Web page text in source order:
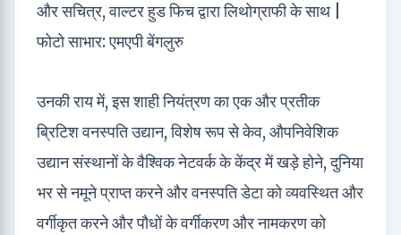
और सचित्र, वाल्टर हुड फिच द्वारा लिथोग्राफी के साथ |
फोटो साभार: एमएपी बेंगलुरु
उनकी राय में, इस शाही नियंत्रण का एक और प्रतीक
ब्रिटिश वनस्पति उद्यान, विशेष रूप से केव, औपनिवेशिक
उद्यान संस्थानों के वैश्विक नेटवर्क के केंद्र में खड़े होने, दुनिया
भर से नमूने प्राप्त करने और वनस्पति डेटा को व्यवस्थित और
वर्गीकृत करने और पौधों के वर्गीकरण और नामकरण को